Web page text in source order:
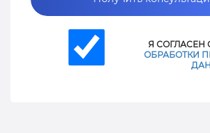
Я СОГЛАСЕН
ОБРАБОТКИ